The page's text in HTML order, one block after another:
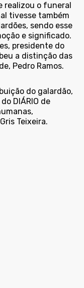
realizou o funeral
tivesse também
sendo esse
e significado.
presidente do
a distinção das
Pedro Ramos.
do galardão,
DIÁRIO de
Teixeira.